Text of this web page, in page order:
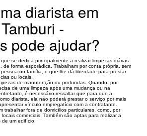
diarista em
-
pode ajudar?
se dedica principalmente a realizar limpezas diárias
de forma esporádica. Trabalham por conta própria, sem
ou família, o que lhe dá liberdade para prestar
ou locais.
de manutenção ou profundas. Quando, por
de uma limpeza após uma mudança ou na
é necessário ressaltar que para que a
diarista, ela não poderá prestar o serviço por mais
vínculo empregatício com a contratante.
trabalhar fora de domicílios particulares, como, por
comerciais. Também são aptas para realizar a
de um edifício.